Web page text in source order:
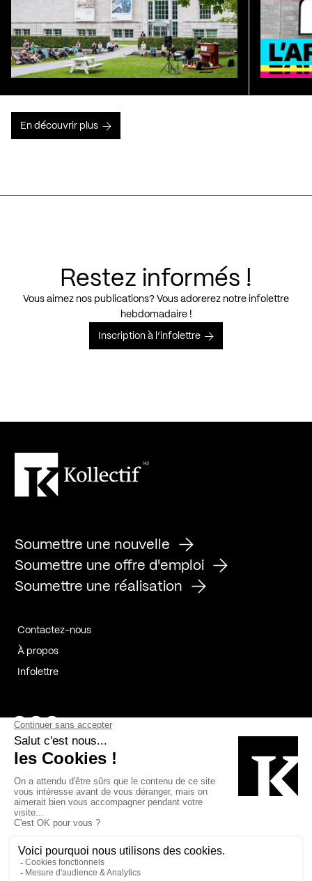
En découvrir plus
Restez informés !
Vous aimez nos publications? Vous adorerez notre infolettre
hebdomadaire !
Inscription à l’infolettre
Soumettre une nouvelle
Soumettre une offre d'emploi
Soumettre une réalisation
Contactez-nous
À propos
Infolettre
Page Facebook de Kollectif
Page Instagram de Kollectif
Page Linkedin de Kollectif
Bâtiment-Durable-Québec-1
Esquisses-1IRAC-1
MP-1 v2com-1